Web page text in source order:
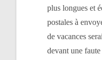
plus longues et
postales à
de vacances
devant une